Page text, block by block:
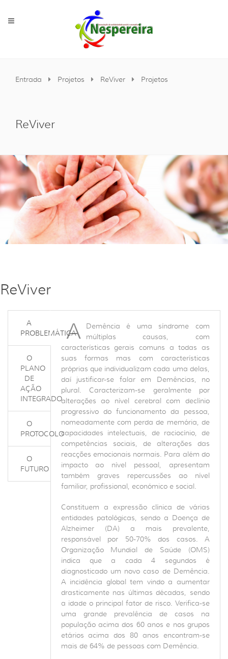
Entrada Projetos ReViver Projetos
ReViver
ReViver
A
PROBLEMÁTICA
O
PLANO
DE
AÇÃO
INTEGRADO
O
PROTOCOLO
O
FUTURO
A
Demência é uma síndrome com
múltiplas causas, com
características gerais comuns a todas as
suas formas mas com características
próprias que individualizam cada uma delas,
daí justificar-se falar em Demências, no
plural. Caracterizam-se geralmente por
alterações ao nível cerebral com declínio
progressivo do funcionamento da pessoa,
nomeadamente com perda de memória, de
capacidades intelectuais, de raciocínio, de
competências sociais, de alterações das
reacções emocionais normais. Para além do
impacto ao nível pessoal, apresentam
também graves repercussões ao nível
familiar, profissional, económico e social.
Constituem a expressão clínica de várias
entidades patológicas, sendo a Doença de
Alzheimer (DA) a mais prevalente,
responsável por 50-70% dos casos. A
Organização Mundial de Saúde (OMS)
indica que a cada 4 segundos é
diagnosticado um novo caso de Demência.
A incidência global tem vindo a aumentar
drasticamente nas últimas décadas, sendo
a idade o principal fator de risco. Verifica-se
uma grande prevalência de casos na
população acima dos 60 anos e nos grupos
etários acima dos 80 anos encontram-se
mais de 64% de pessoas com Demência.